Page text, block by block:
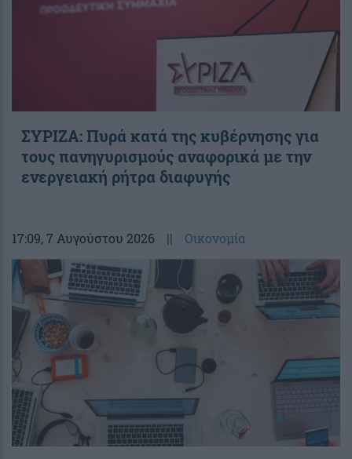
ΣΥΡΙΖΑ: Πυρά κατά της κυβέρνησης για
τους πανηγυρισμούς αναφορικά με την
ενεργειακή ρήτρα διαφυγής
17:09, 7 Αυγούστου 2026 || Οικονομία